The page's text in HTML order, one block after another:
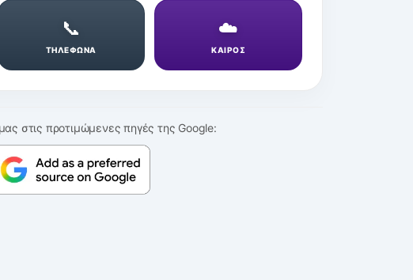
📞
ΤΗΛΕΦΩΝΑ
☁️
ΚΑΙΡΟΣ
στις προτιμώμενες πηγές της Google: